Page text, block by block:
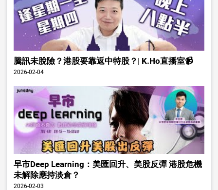
騰訊未脫險？港股要靠返中特股？| K.Ho直播室📹
2026-02-04
早市Deep Learning：美匯回升、美股反彈 港股危機
未解除應持淡倉？
2026-02-03